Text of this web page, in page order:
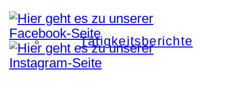
Tätigkeitsberichte